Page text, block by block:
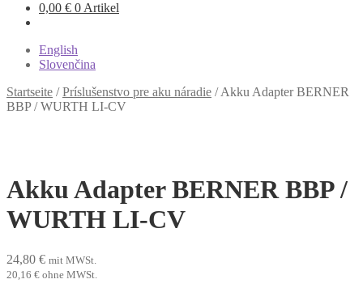
0,00 € 0 Artikel
English
Slovenčina
Startseite /Príslušenstvo pre aku náradie /Akku Adapter BERNER
BBP / WURTH LI-CV
Akku Adapter BERNER BBP /
WURTH LI-CV
24,80 € mit MWSt.
20,16 € ohne MWSt.